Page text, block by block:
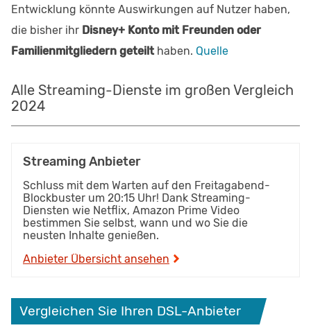
Entwicklung könnte Auswirkungen auf Nutzer haben,
die bisher ihr Disney+ Konto mit Freunden oder
Familienmitgliedern geteilthaben. Quelle
Alle Streaming-Dienste im großen Vergleich
2024
Streaming Anbieter
Schluss mit dem Warten auf den Freitagabend-
Blockbuster um 20:15 Uhr! Dank Streaming-
Diensten wie Netflix, Amazon Prime Video
bestimmen Sie selbst, wann und wo Sie die
neusten Inhalte genießen.
Anbieter Übersicht ansehen
Vergleichen Sie Ihren DSL-Anbieter